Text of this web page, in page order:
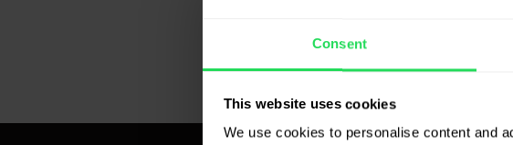
Consent
This website uses cookies
We use cookies to personalise content and